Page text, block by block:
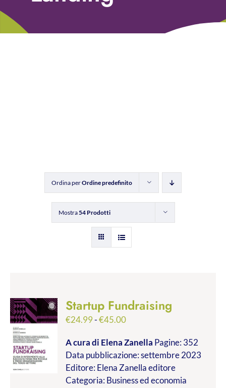
Fundraising Academy
Ordina perOrdine predefinito
Mostra54 Prodotti
Startup Fundraising
€24.99-€45.00Fascia
prezzo:
da
€24.99
a
A cura di Elena Zanella Pagine: 352
Data pubblicazione: settembre 2023
Editore: Elena Zanella editore
Categoria: Business ed economia